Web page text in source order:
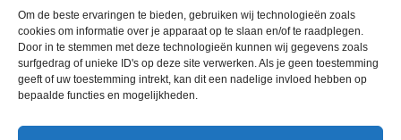
Om de beste ervaringen te bieden, gebruiken wij technologieën zoals
cookies om informatie over je apparaat op te slaan en/of te raadplegen.
Door in te stemmen met deze technologieën kunnen wij gegevens zoals
surfgedrag of unieke ID's op deze site verwerken. Als je geen toestemming
geeft of uw toestemming intrekt, kan dit een nadelige invloed hebben op
bepaalde functies en mogelijkheden.
Nieuws
Mijn NDW21
Contact